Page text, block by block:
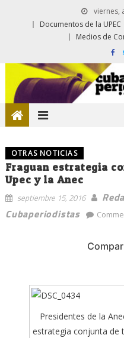
viernes,
Documentos de la UPEC
Medios de
OTRAS NOTICIAS
Fraguan estrategia
Upec y la Anec
septiembre 15, 2016
Cubaperiodistas
Presidentes de la
estrategia conjunta de